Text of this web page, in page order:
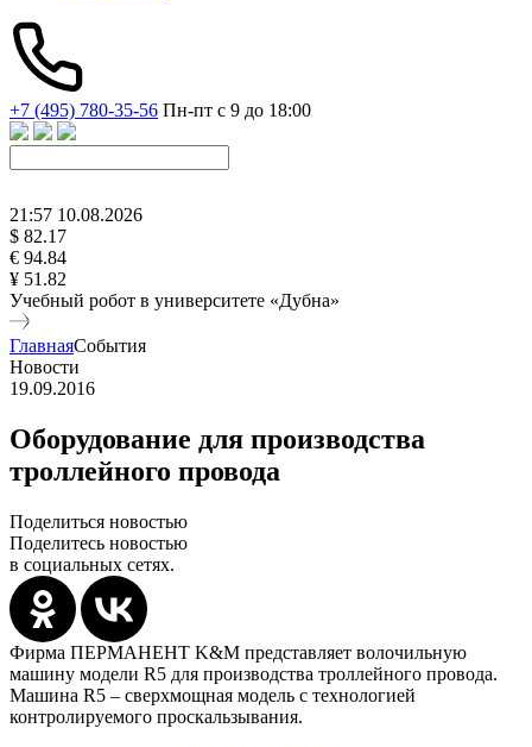
+7 (495) 780-35-56 Пн-пт с 9 до 18:00
21 :57 10.08.2026
$ 82.17
€ 94.84
¥ 51.82
Учебный робот в университете «Дубна»
ГлавнаяСобытия
Новости
19.09.2016
Оборудование для производства
троллейного провода
Поделиться новостью
Поделитесь новостью
в социальных сетях.
Фирма ПЕРМАНЕНТ K&M представляет волочильную
машину модели R5 для производства троллейного провода.
Машина R5 – сверхмощная модель с технологией
контролируемого проскальзывания.